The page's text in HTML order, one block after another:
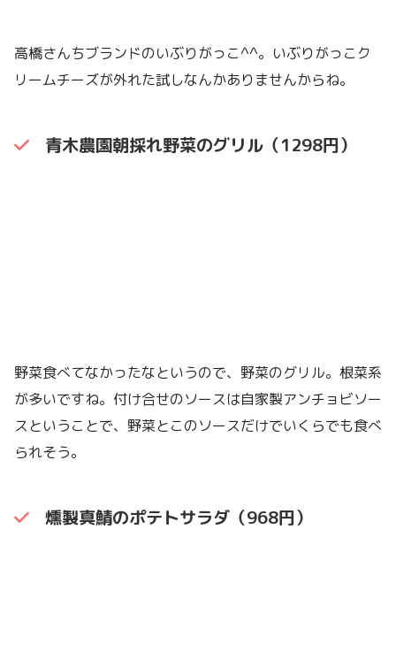
高橋さんちブランドのいぶりがっこ^^。いぶりがっこク
リームチーズが外れた試しなんかありませんからね。
青木農園朝採れ野菜のグリル（1298円）
野菜食べてなかったなというので、野菜のグリル。根菜系
が多いですね。付け合せのソースは自家製アンチョビソー
スということで、野菜とこのソースだけでいくらでも食べ
られそう。
燻製真鯖のポテトサラダ（968円）